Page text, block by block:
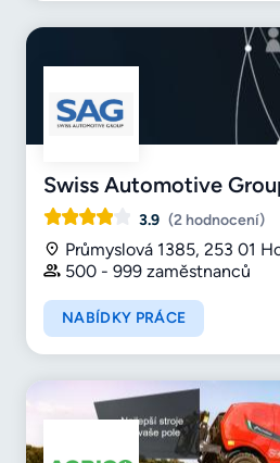
Swiss Automotive
3.9 (2 hodnocení)
Průmyslová 1385, 253 01
500 - 999 zaměstnanců
NABÍDKY PRÁCE